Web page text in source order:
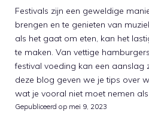
Festivals zijn een geweldige
brengen en te genieten van
als het gaat om eten, kan het
te maken. Van vettige
festival voeding kan een aanslag
deze blog geven we je tips over
wat je vooral niet moet nemen
Gepubliceerd op mei 9, 2023